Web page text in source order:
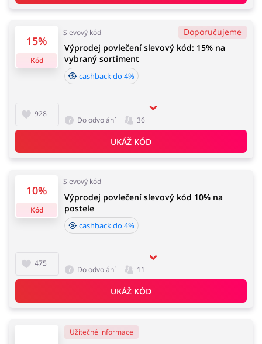
Domácnost a spotřebiče Turistika a cestování
15%
Kód
Slevový kód Doporučujeme
928
Výprodej povlečení slevový kód: 15% na
vybraný sortiment
cashback do 4%
Do odvolání 36
UKÁŽ KÓD
10%
Kód
Slevový kód
475
Výprodej povlečení slevový kód 10% na
postele
cashback do 4%
Do odvolání 11
UKÁŽ KÓD
Užitečné informace